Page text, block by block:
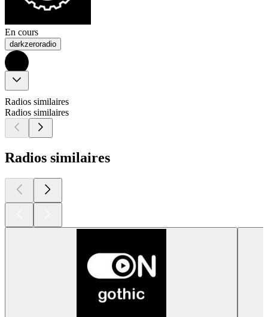
En cours
darkzeroradio
Radios similaires
Radios similaires
Radios similaires